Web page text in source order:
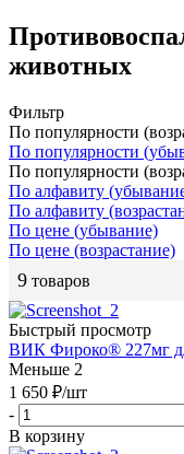
животных
Фильтр
По популярности
По популярности
По популярности
По алфавиту
По алфавиту
По цене (убывание)
По цене (возрастание)
9 товаров
Быстрый просмотр
ВИК Фироко® 227мг
Меньше 2
1 650 ₽/шт
-
В корзину